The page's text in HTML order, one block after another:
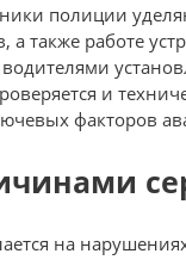
полиции
а также работе
и
факторов
на